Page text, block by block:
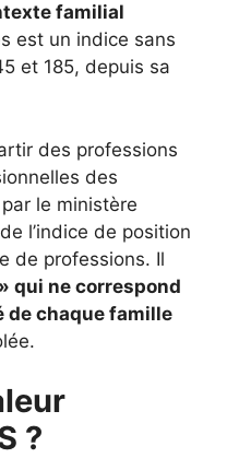
familial
est un indice sans
et 185, depuis sa
des professions
des
le ministère
l’indice de position
de professions. Il
qui ne correspond
de chaque famille
?